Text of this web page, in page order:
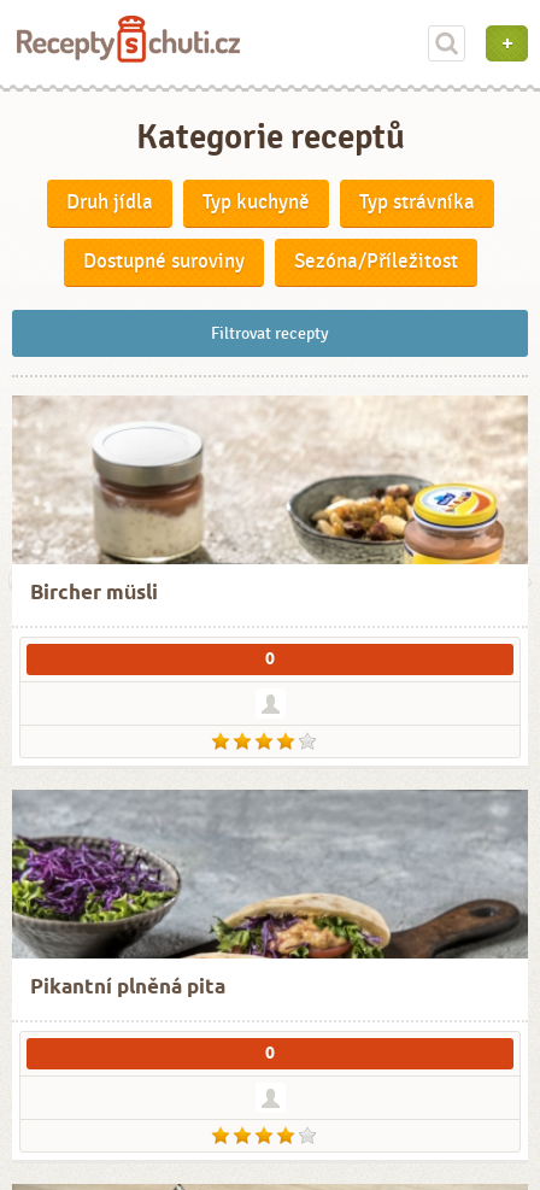
Kategorie receptů
Druh jídla Typ kuchyně Typ strávníka
Dostupné suroviny Sezóna/Příležitost
Filtrovat recepty
Bircher müsli
0
Pikantní plněná pita
0